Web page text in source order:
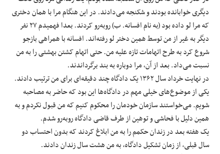
دیگری خوابانده بودند و شکنجه می‌دادند. در این هنگام مرا با همان دختری
که مرا لو داده بود (به نام افسانه. ب) رو‌به‌رو کردند. بعدا فهمیدم ۲۷ نفر
دیگر به غیر از من توسط همین دختر لو رفته‌اند. افسانه با همراهی بازجو
شروع کرد به طرح اتهامات تازه علیه من. حتی اتهام کشتن بهشتی را به من
نسبت می‌داد. بعد از آن، مرا دوباره به بند برگرداندند.
در نهایت خرداد سال ۱۳۶۲ یک دادگاه چند دقیقه‌ای برای من ترتیب دادند.
یکی از موضوع‌‌های خیلی مهم در دادگاه‌ها این بود که حاضر به مصاحبه
شویم. می‌خواستند سازمان خودمان را محکوم کنیم که من قبول نکردم و به‌
همین دلیل با فحاشی و توهین از طرف قاضی دادگاه روبه‌رو شدم.
یک هفته بعد در زندان حکمم را به من ابلاغ کردند که بدون احتساب دو
سال قبلی، از زمان تشکیل دادگاه، به من هشت سال زندان دادند.